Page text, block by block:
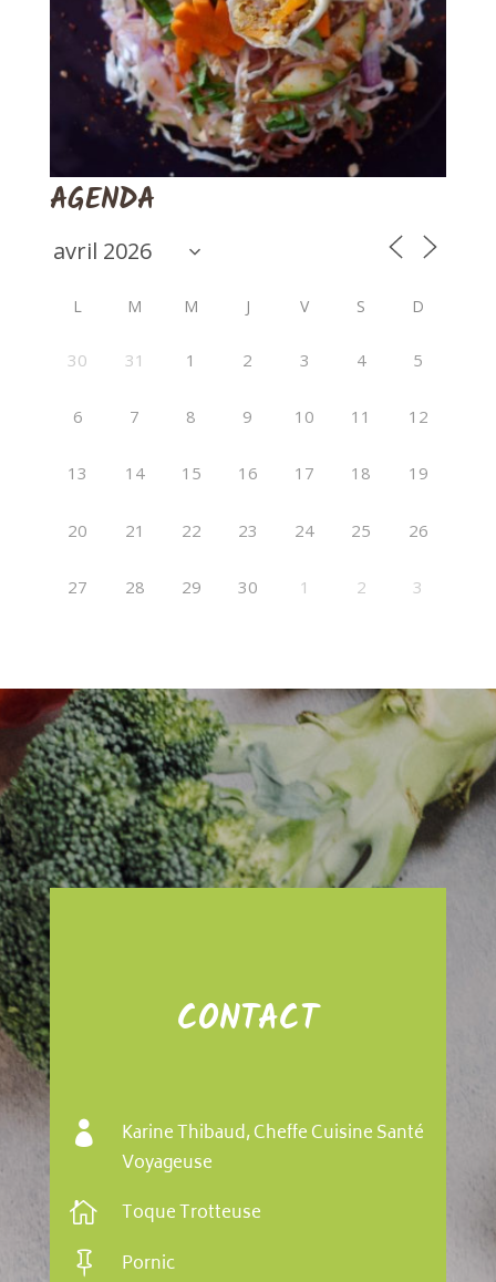
AGENDA
L M M J V S D
30 31 1 2 3 4 5
6 7 8 9 10 11 12
13 14 15 16 17 18 19
20 21 22 23 24 25 26
27 28 29 30 1 2 3
CONTACT

Karine Thibaud, Cheffe Cuisine Santé
Voyageuse
 Toque Trotteuse
 Pornic